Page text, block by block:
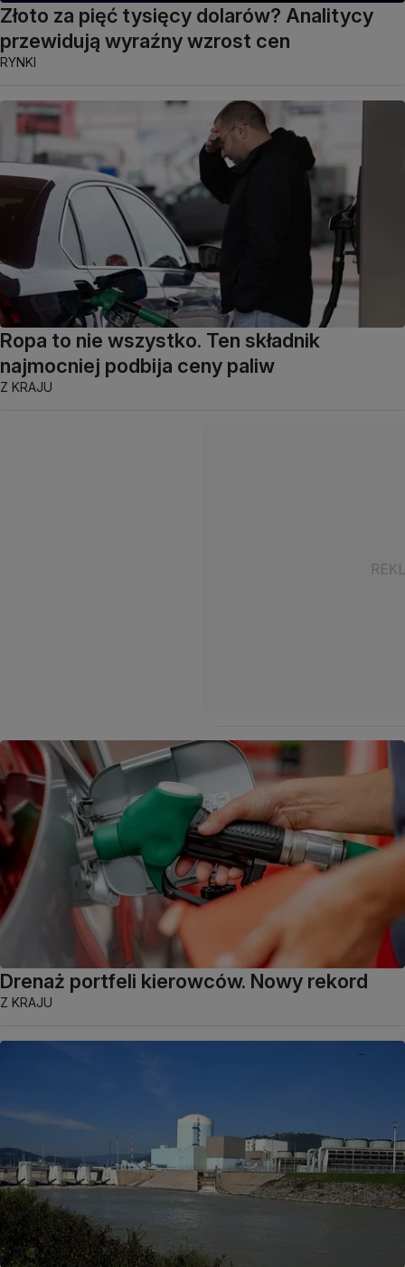
Złoto za pięć tysięcy dolarów? Analitycy
przewidują wyraźny wzrost cen
RYNKI
Ropa to nie wszystko. Ten składnik
najmocniej podbija ceny paliw
Z KRAJU
Drenaż portfeli kierowców. Nowy rekord
Z KRAJU